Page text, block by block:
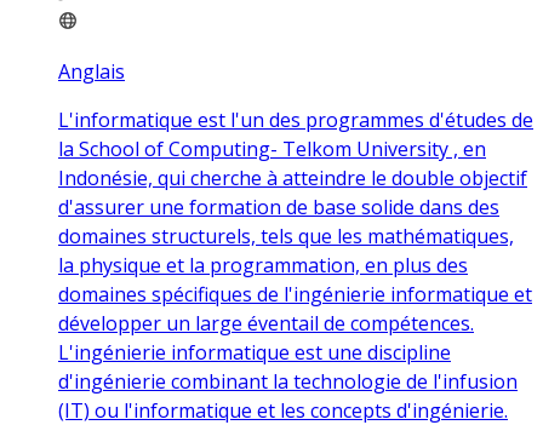
Anglais
L'informatique est l'un des programmes d'études de
la School of Computing- Telkom University , en
Indonésie, qui cherche à atteindre le double objectif
d'assurer une formation de base solide dans des
domaines structurels, tels que les mathématiques,
la physique et la programmation, en plus des
domaines spécifiques de l'ingénierie informatique et
développer un large éventail de compétences.
L'ingénierie informatique est une discipline
d'ingénierie combinant la technologie de l'infusion
(IT) ou l'informatique et les concepts d'ingénierie.